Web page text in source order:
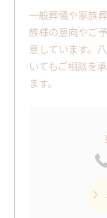
一般葬儀や家族
族様の意向やご
意しています。
いてもご相談を
ます。